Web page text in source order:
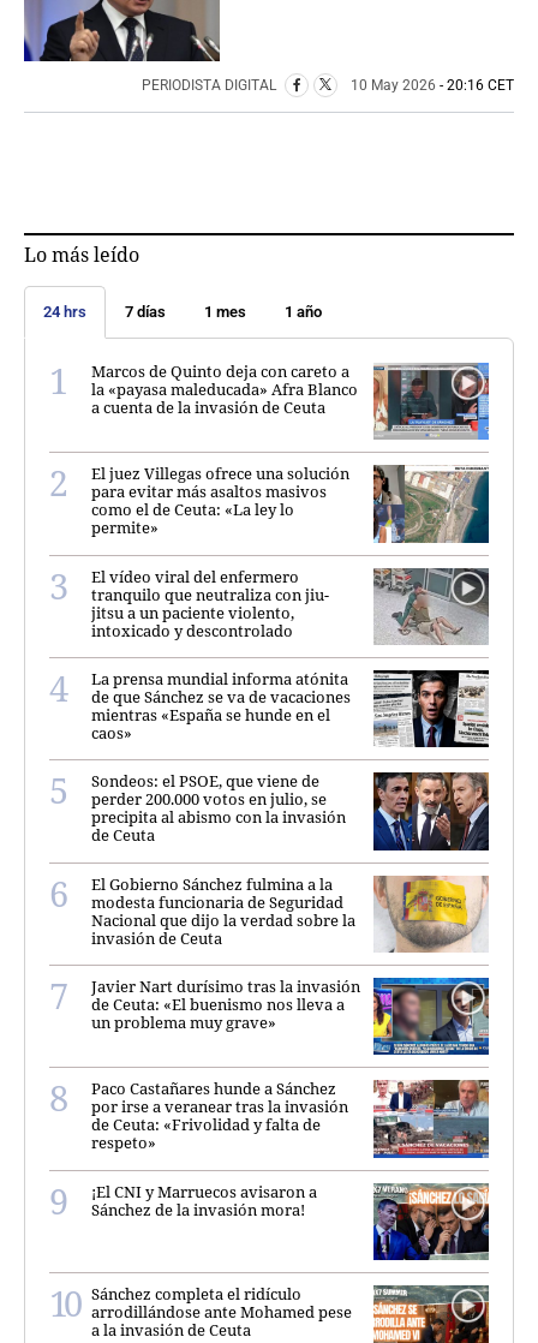
PERIODISTA DIGITAL 10 May 2026 - 20:16 CET
Lo más leído
24 hrs 7 días 1 mes 1 año
Marcos de Quinto deja con careto a
la «payasa maleducada» Afra Blanco
a cuenta de la invasión de Ceuta
El juez Villegas ofrece una solución
para evitar más asaltos masivos
como el de Ceuta: «La ley lo
permite»
El vídeo viral del enfermero
tranquilo que neutraliza con jiu-
jitsu a un paciente violento,
intoxicado y descontrolado
La prensa mundial informa atónita
de que Sánchez se va de vacaciones
mientras «España se hunde en el
caos»
Sondeos: el PSOE, que viene de
perder 200.000 votos en julio, se
precipita al abismo con la invasión
de Ceuta
El Gobierno Sánchez fulmina a la
modesta funcionaria de Seguridad
Nacional que dijo la verdad sobre la
invasión de Ceuta
Javier Nart durísimo tras la invasión
de Ceuta: «El buenismo nos lleva a
un problema muy grave»
Paco Castañares hunde a Sánchez
por irse a veranear tras la invasión
de Ceuta: «Frivolidad y falta de
respeto»
¡El CNI y Marruecos avisaron a
Sánchez de la invasión mora!
Sánchez completa el ridículo
arrodillándose ante Mohamed pese
a la invasión de Ceuta